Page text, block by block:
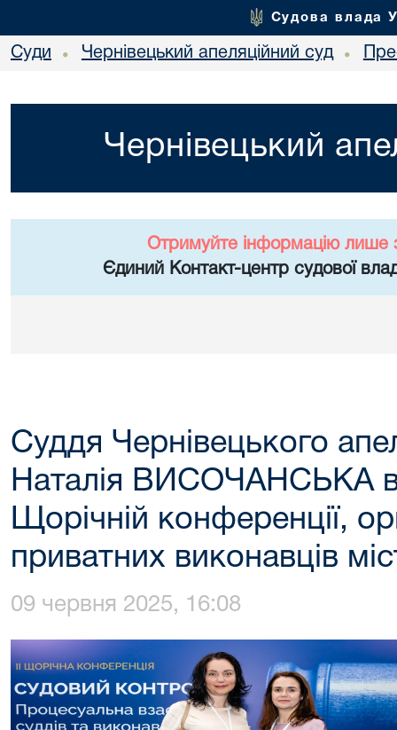
Судова влада
Суди • Чернівецький апеляційний суд •
Чернівецький
Отримуйте інформацію лише
Єдиний Контакт-центр судової
Суддя Чернівецького
Наталія ВИСОЧАНСЬКА
Щорічній конференції,
приватних виконавців
09 червня 2025, 16:08